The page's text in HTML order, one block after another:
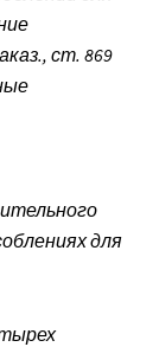
ст. 869
для